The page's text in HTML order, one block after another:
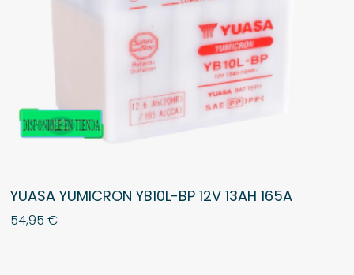
YUASA YUMICRON YB10L-BP 12V 13AH 165A
54,95€